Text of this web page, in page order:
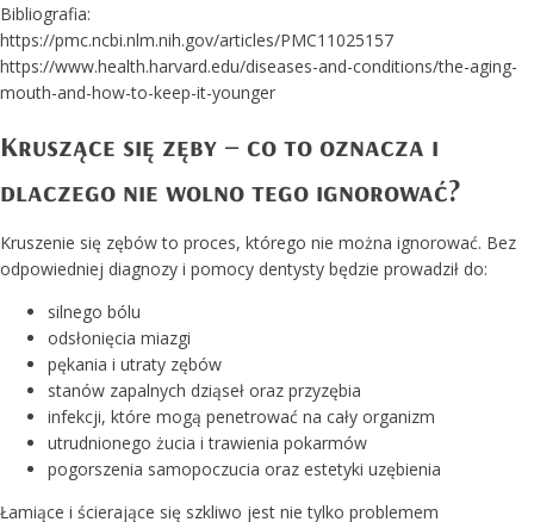
Bibliografia:
https://pmc.ncbi.nlm.nih.gov/articles/PMC11025157
https://www.health.harvard.edu/diseases-and-conditions/the-aging-
mouth-and-how-to-keep-it-younger
Kruszące się zęby – co to oznacza i
dlaczego nie wolno tego ignorować?
Kruszenie się zębów to proces, którego nie można ignorować. Bez
odpowiedniej diagnozy i pomocy dentysty będzie prowadził do:
silnego bólu
odsłonięcia miazgi
pękania i utraty zębów
stanów zapalnych dziąseł oraz przyzębia
infekcji, które mogą penetrować na cały organizm
utrudnionego żucia i trawienia pokarmów
pogorszenia samopoczucia oraz estetyki uzębienia
Łamiące i ścierające się szkliwo jest nie tylko problemem